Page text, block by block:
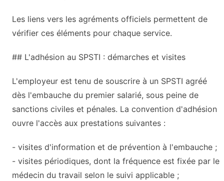
Les liens vers les agréments officiels permettent de
vérifier ces éléments pour chaque service.
## L'adhésion au SPSTI : démarches et visites
L'employeur est tenu de souscrire à un SPSTI agréé
dès l'embauche du premier salarié, sous peine de
sanctions civiles et pénales. La convention d'adhésion
ouvre l'accès aux prestations suivantes :
- visites d'information et de prévention à l'embauche ;
- visites périodiques, dont la fréquence est fixée par le
médecin du travail selon le suivi applicable ;